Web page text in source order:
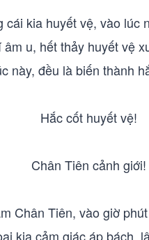
cái kia huyết vệ, vào lúc
âm u, hết thảy huyết vệ
này, đều là biến thành
Hắc cốt huyết vệ!
Chân Tiên cảnh giới!
Chân Tiên, vào giờ
kia cảm giác áp bách,